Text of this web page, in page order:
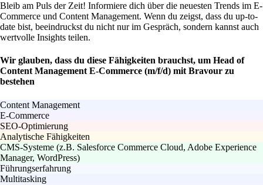
Bleib am Puls der Zeit! Informiere dich über die neuesten Trends im E-
Commerce und Content Management. Wenn du zeigst, dass du up-to-
date bist, beeindruckst du nicht nur im Gespräch, sondern kannst auch
wertvolle Insights teilen.
Wir glauben, dass du diese Fähigkeiten brauchst, um Head of
Content Management E-Commerce (m/f/d) mit Bravour zu
bestehen
Content Management
E-Commerce
SEO-Optimierung
Analytische Fähigkeiten
CMS-Systeme (z.B. Salesforce Commerce Cloud, Adobe Experience
Manager, WordPress)
Führungserfahrung
Multitasking